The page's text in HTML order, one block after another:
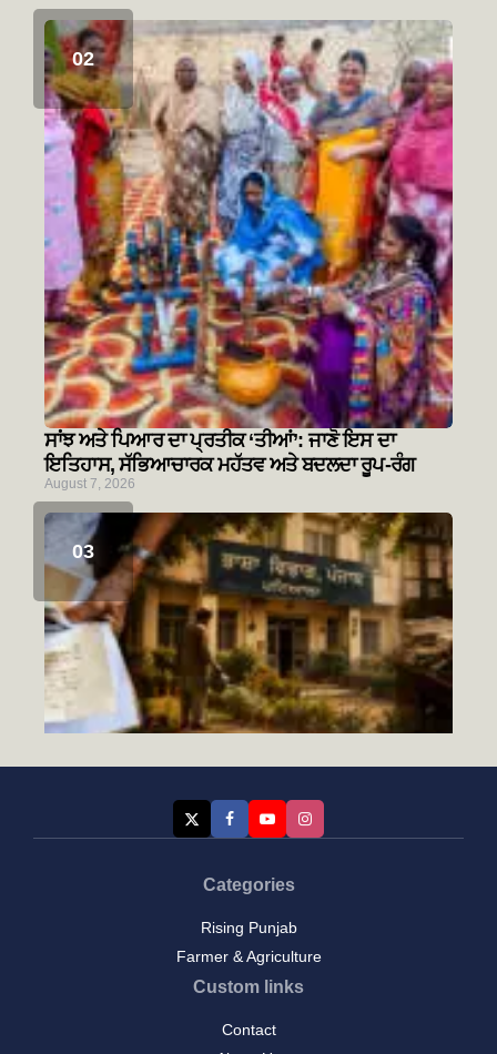
ਸਾਂਝ ਅਤੇ ਪਿਆਰ ਦਾ ਪ੍ਰਤੀਕ ‘ਤੀਆਂ’: ਜਾਣੋ ਇਸ ਦਾ
ਇਤਿਹਾਸ, ਸੱਭਿਆਚਾਰਕ ਮਹੱਤਵ ਅਤੇ ਬਦਲਦਾ ਰੂਪ-ਰੰਗ
August 7, 2026
ਭਲੇ ਦਿਨਾਂ ਦੀਆਂ ਗੱਲਾਂ-(1)
Categories
Rising Punjab
Farmer & Agriculture
Custom links
Contact